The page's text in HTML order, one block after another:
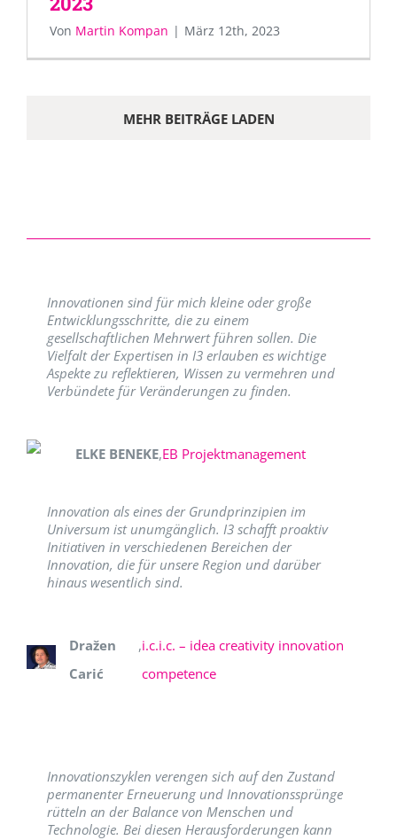
Von Martin Kompan | März 12th, 2023
MEHR BEITRÄGE LADEN
Innovationen sind für mich kleine oder große
Entwicklungsschritte, die zu einem
gesellschaftlichen Mehrwert führen sollen. Die
Vielfalt der Expertisen in I3 erlauben es wichtige
Aspekte zu reflektieren, Wissen zu vermehren und
Verbündete für Veränderungen zu finden.
ELKE BENEKE,EB Projektmanagement
Innovation als eines der Grundprinzipien im
Universum ist unumgänglich. I3 schafft proaktiv
Initiativen in verschiedenen Bereichen der
Innovation, die für unsere Region und darüber
hinaus wesentlich sind.
Dražen
Carić
,i.c.i.c. – idea creativity innovation
competence
Innovationszyklen verengen sich auf den Zustand
permanenter Erneuerung und Innovationssprünge
rütteln an der Balance von Menschen und
Technologie. Bei diesen Herausforderungen kann